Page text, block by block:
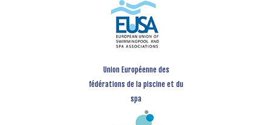
Union Européenne des
fédérations de la piscine et du
spa